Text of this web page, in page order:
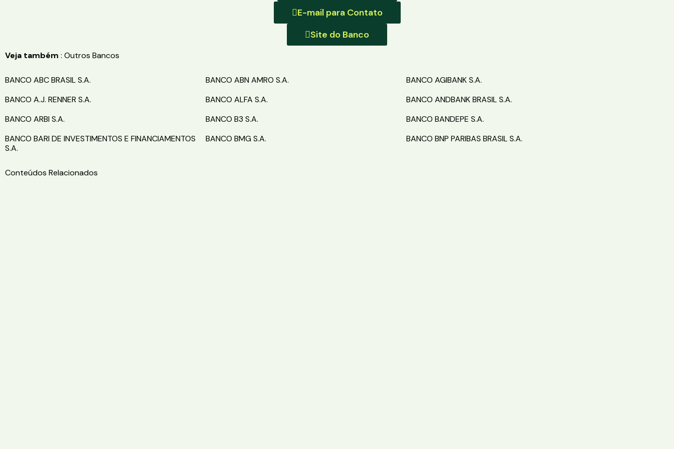
E-mail para Contato
Site do Banco
Veja também : Outros Bancos
BANCO ABC BRASIL S.A. BANCO ABN AMRO S.A.
BANCO AGIBANK S.A.
BANCO A.J. RENNER S.A.
BANCO ALFA S.A.
BANCO ANDBANK BRASIL S.A.
BANCO ARBI S.A.
BANCO B3 S.A.
BANCO BANDEPE S.A.
BANCO BARI DE INVESTIMENTOS E FINANCIAMENTOS
S.A.
BANCO BMG S.A. BANCO BNP PARIBAS BRASIL S.A.
Conteúdos Relacionados